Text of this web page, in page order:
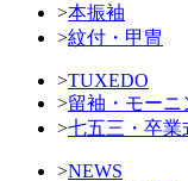
>本振袖
>紋付・甲冑
>TUXEDO
>留袖・モーニ
>七五三・卒業
>NEWS